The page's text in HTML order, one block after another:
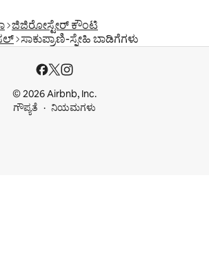
ಜಿಜಿರೋಸ್ಟೇರ್ ಕೌಂಟಿ
ಸಾಕುಪ್ರಾಣಿ-ಸ್ನೇಹಿ ಬಾಡಿಗೆಗಳು
© 2026 Airbnb, Inc.
ಗೌಪ್ಯತೆ
ನಿಯಮಗಳು